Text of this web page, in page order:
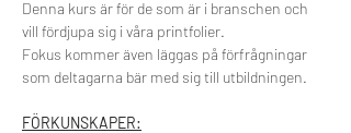
Denna kurs är för de som är i branschen och
vill fördjupa sig i våra printfolier.
Fokus kommer även läggas på förfrågningar
som deltagarna bär med sig till utbildningen.
FÖRKUNSKAPER: